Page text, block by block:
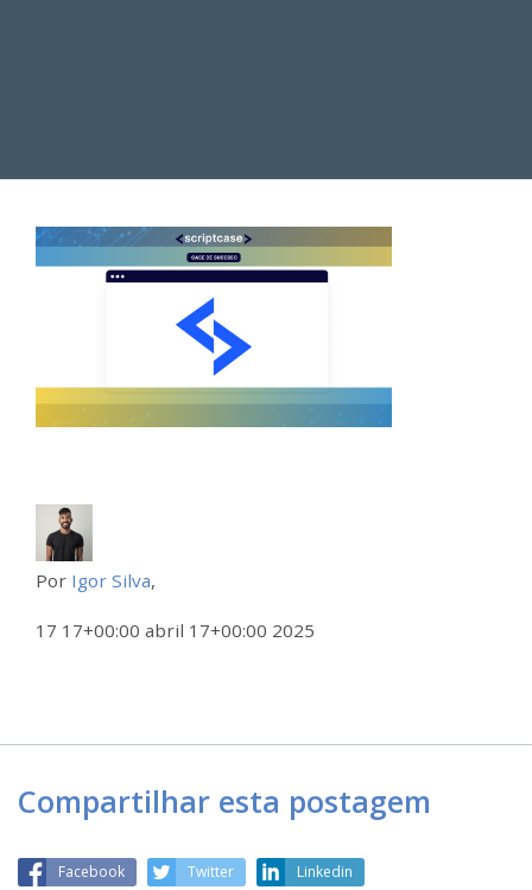
Por Igor Silva,
17 17+00:00 abril 17+00:00 2025
Compartilhar esta postagem
Facebook Twitter Linkedin